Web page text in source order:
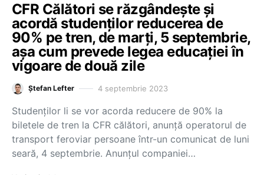
CFR Călători se răzgândește și
acordă studenților reducerea de
90% pe tren, de marți, 5 septembrie,
așa cum prevede legea educației în
vigoare de două zile
Ștefan Lefter 4 septembrie 2023
Studenților li se vor acorda reducere de 90% la
biletele de tren la CFR călători, anunță operatorul de
transport feroviar persoane într-un comunicat de luni
seară, 4 septembrie. Anunțul companiei…